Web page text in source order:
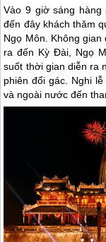
Vào 9 giờ sáng hàng
đến đây khách thăm
Ngọ Môn. Không
ra đến Kỳ Đài, Ngọ
suốt thời gian diễn ra
phiên đổi gác. Nghi
và ngoài nước đến